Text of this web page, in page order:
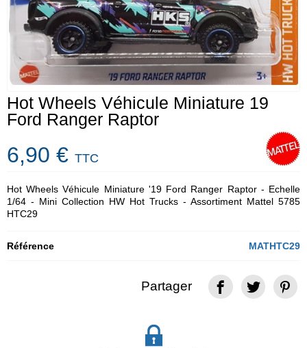
Hot Wheels Véhicule Miniature 19
Ford Ranger Raptor
6,90 € TTC
Hot Wheels Véhicule Miniature '19 Ford Ranger Raptor - Echelle
1/64 - Mini Collection HW Hot Trucks - Assortiment Mattel 5785
HTC29
Référence MATHTC29
Partager